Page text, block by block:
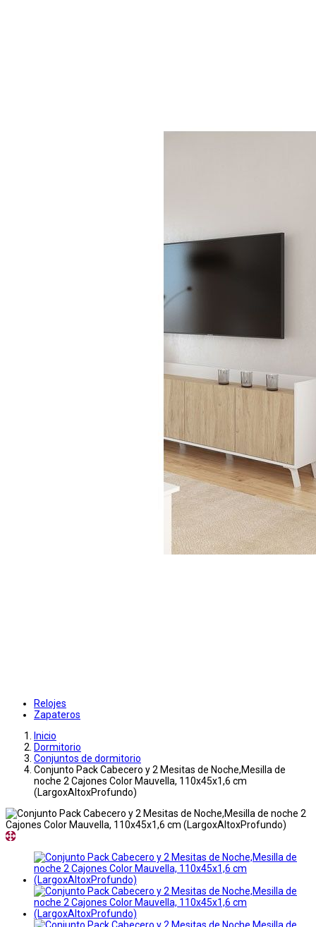
Relojes
Zapateros
Inicio
Dormitorio
Conjuntos de dormitorio
Conjunto Pack Cabecero y 2 Mesitas de Noche,Mesilla de
noche 2 Cajones Color Mauvella, 110x45x1,6 cm
(LargoxAltoxProfundo)